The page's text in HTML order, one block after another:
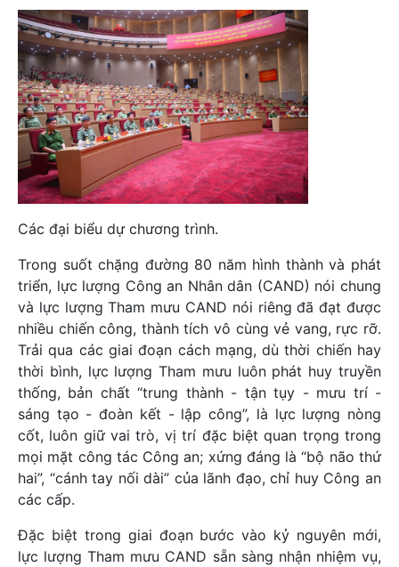
Các đại biểu dự chương trình.
Trong suốt chặng đường 80 năm hình thành và phát
triển, lực lượng Công an Nhân dân (CAND) nói chung
và lực lượng Tham mưu CAND nói riêng đã đạt được
nhiều chiến công, thành tích vô cùng vẻ vang, rực rỡ.
Trải qua các giai đoạn cách mạng, dù thời chiến hay
thời bình, lực lượng Tham mưu luôn phát huy truyền
thống, bản chất “trung thành - tận tụy - mưu trí -
sáng tạo - đoàn kết - lập công”, là lực lượng nòng
cốt, luôn giữ vai trò, vị trí đặc biệt quan trọng trong
mọi mặt công tác Công an; xứng đáng là “bộ não thứ
hai”, “cánh tay nối dài” của lãnh đạo, chỉ huy Công an
các cấp.
Đặc biệt trong giai đoạn bước vào kỷ nguyên mới,
lực lượng Tham mưu CAND sẵn sàng nhận nhiệm vụ,